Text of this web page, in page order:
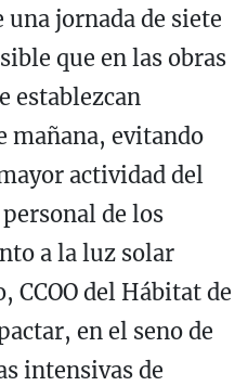
jornada de siete
que en las obras
establezcan
mañana, evitando
actividad del
de los
a la luz solar
CCOO del Hábitat de
en el seno de
intensivas de